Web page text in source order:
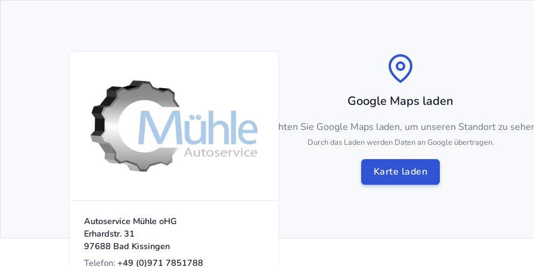
Google Maps laden
Möchten Sie Google Maps laden, um unseren Standort zu
Durch das Laden werden Daten an Google übertragen.
Karte laden
Autoservice Mühle oHG
Erhardstr. 31
97688 Bad Kissingen
Telefon: +49 (0)971 7851788